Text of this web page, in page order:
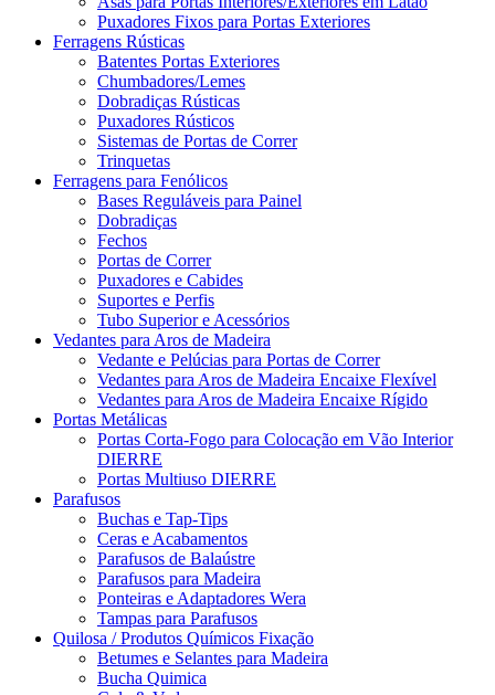
Puxadores Fixos para Portas Exteriores
Ferragens Rústicas
Batentes Portas Exteriores
Chumbadores/Lemes
Dobradiças Rústicas
Puxadores Rústicos
Sistemas de Portas de Correr
Trinquetas
Ferragens para Fenólicos
Bases Reguláveis para Painel
Dobradiças
Fechos
Portas de Correr
Puxadores e Cabides
Suportes e Perfis
Tubo Superior e Acessórios
Vedantes para Aros de Madeira
Vedante e Pelúcias para Portas de Correr
Vedantes para Aros de Madeira Encaixe Flexível
Vedantes para Aros de Madeira Encaixe Rígido
Portas Metálicas
Portas Corta-Fogo para Colocação em Vão Interior
DIERRE
Portas Multiuso DIERRE
Parafusos
Buchas e Tap-Tips
Ceras e Acabamentos
Parafusos de Balaústre
Parafusos para Madeira
Ponteiras e Adaptadores Wera
Tampas para Parafusos
Quilosa / Produtos Químicos Fixação
Betumes e Selantes para Madeira
Bucha Quimica